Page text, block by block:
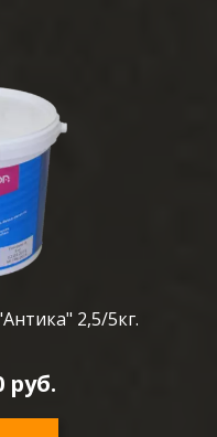
2,5/5кг.
руб.